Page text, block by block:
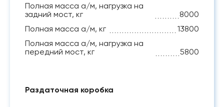
Полная масса а/м, нагрузка на
задний мост, кг
8000
Полная масса а/м, кг
13800
Полная масса а/м, нагрузка на
передний мост, кг
5800
Раздаточная коробка